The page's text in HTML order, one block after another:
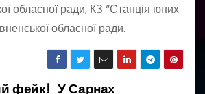
обласної ради, КЗ “Станція юних
обласної ради.
У Сарнах
фейк!